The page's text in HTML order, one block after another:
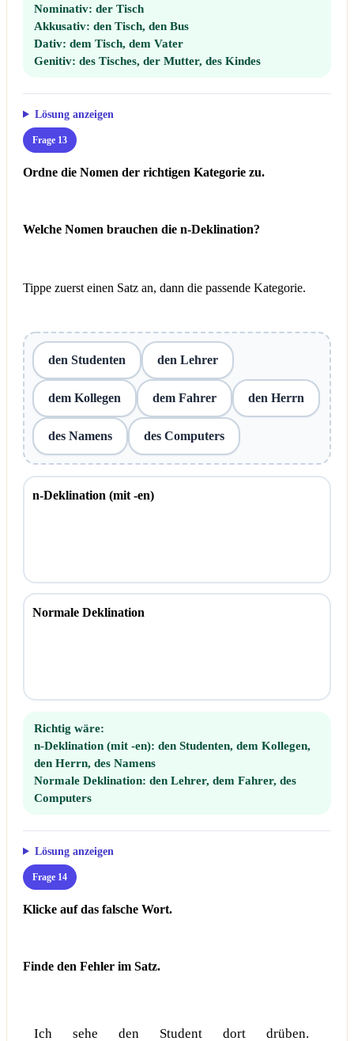
Nominativ: der Tisch
Akkusativ: den Tisch, den Bus
Dativ: dem Tisch, dem Vater
Genitiv: des Tisches, der Mutter, des Kindes
Lösung anzeigen
Frage 13
Ordne die Nomen der richtigen Kategorie zu.
Welche Nomen brauchen die n-Deklination?
Tippe zuerst einen Satz an, dann die passende Kategorie.
den Studenten den Lehrer
dem Kollegen dem Fahrer den Herrn
des Namens des Computers
n-Deklination (mit -en)
Normale Deklination
Richtig wäre:
n-Deklination (mit -en): den Studenten, dem Kollegen,
den Herrn, des Namens
Normale Deklination: den Lehrer, dem Fahrer, des
Computers
Lösung anzeigen
Frage 14
Klicke auf das falsche Wort.
Finde den Fehler im Satz.
Ich sehe den Student dort drüben.